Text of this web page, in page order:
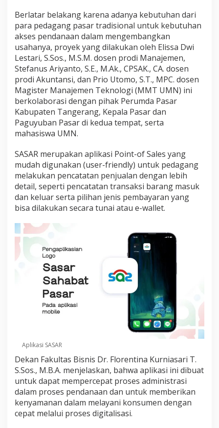
Berlatar belakang karena adanya kebutuhan dari
para pedagang pasar tradisional untuk kebutuhan
akses pendanaan dalam mengembangkan
usahanya, proyek yang dilakukan oleh Elissa Dwi
Lestari, S.Sos., M.S.M. dosen prodi Manajemen,
Stefanus Ariyanto, S.E., M.Ak., CPSAK., CA. dosen
prodi Akuntansi, dan Prio Utomo, S.T., MPC. dosen
Magister Manajemen Teknologi (MMT UMN) ini
berkolaborasi dengan pihak Perumda Pasar
Kabupaten Tangerang, Kepala Pasar dan
Paguyuban Pasar di kedua tempat, serta
mahasiswa UMN.
SASAR merupakan aplikasi Point-of Sales yang
mudah digunakan (user-friendly) untuk pedagang
melakukan pencatatan penjualan dengan lebih
detail, seperti pencatatan transaksi barang masuk
dan keluar serta pilihan jenis pembayaran yang
bisa dilakukan secara tunai atau e-wallet.
Aplikasi SASAR
Dekan Fakultas Bisnis Dr. Florentina Kurniasari T.
S.Sos., M.B.A. menjelaskan, bahwa aplikasi ini dibuat
untuk dapat mempercepat proses administrasi
dalam proses pendanaan dan untuk memberikan
kenyamanan dalam melayani konsumen dengan
cepat melalui proses digitalisasi.